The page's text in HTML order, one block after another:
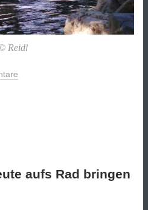
Reidl
aufs Rad bringen